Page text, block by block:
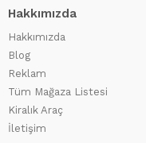
Hakkımızda
Hakkımızda
Blog
Reklam
Tüm Mağaza Listesi
Kiralık Araç
İletişim